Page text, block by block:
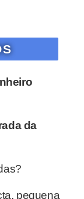
da
pequena